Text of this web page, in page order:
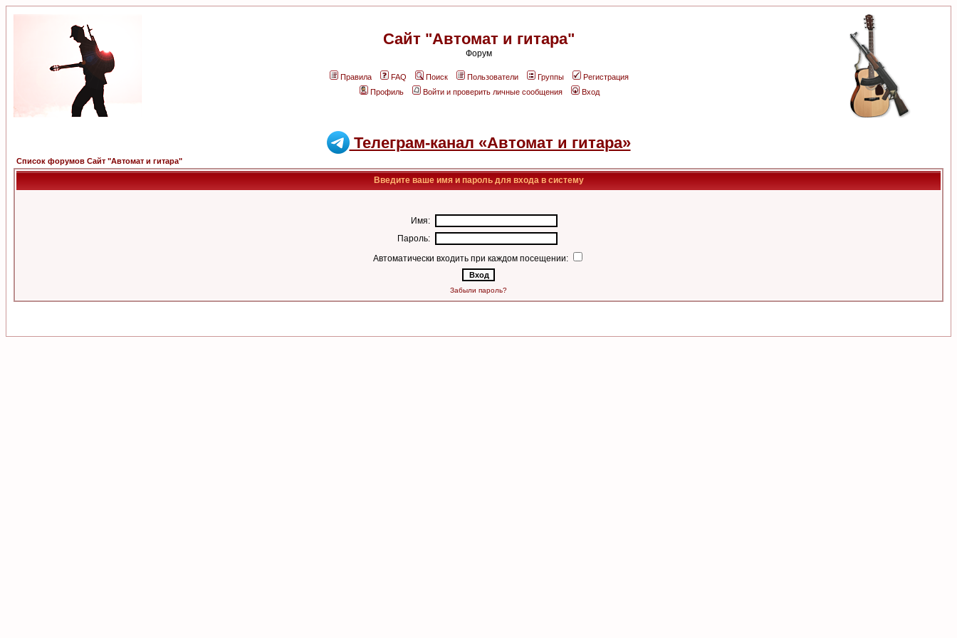
Сайт "Автомат и гитара"
Форум
Правила FAQ Поиск Пользователи Группы
Регистрация
Профиль
Войти и проверить личные сообщения Вход
Телеграм-канал «Автомат и гитара»
Список форумов Сайт "Автомат и гитара"
Введите ваше имя и пароль для входа в систему
Имя:
Пароль:
Автоматически входить при каждом посещении:
Забыли пароль?